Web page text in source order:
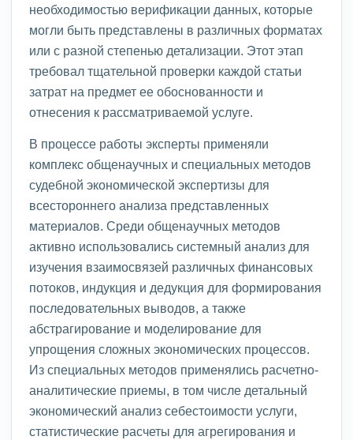
необходимостью верификации данных, которые
могли быть представлены в различных форматах
или с разной степенью детализации. Этот этап
требовал тщательной проверки каждой статьи
затрат на предмет ее обоснованности и
отнесения к рассматриваемой услуге.
В процессе работы эксперты применяли
комплекс общенаучных и специальных методов
судебной экономической экспертизы для
всестороннего анализа представленных
материалов. Среди общенаучных методов
активно использовались системный анализ для
изучения взаимосвязей различных финансовых
потоков, индукция и дедукция для формирования
последовательных выводов, а также
абстрагирование и моделирование для
упрощения сложных экономических процессов.
Из специальных методов применялись расчетно-
аналитические приемы, в том числе детальный
экономический анализ себестоимости услуги,
статистические расчеты для агрегирования и